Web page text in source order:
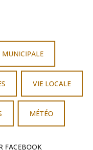
MUNICIPALE
VIE LOCALE
MÉTÉO
FACEBOOK